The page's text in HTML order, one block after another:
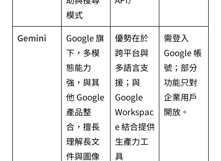
模式
Gemini
Google 旗
下，多模
態能力
強，與其
他 Google
產品整
合，擅長
理解長文
件與圖像
優勢在於
跨平台與
多語言支
援；與
Google
Workspac
e 結合提供
生產力工
具
需登入
Google 帳
號；部分
功能只對
企業用戶
開放。